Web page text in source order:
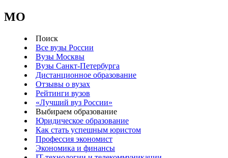
MO
Поиск
Все вузы России
Вузы Москвы
Вузы Санкт-Петербурга
Дистанционное образование
Отзывы о вузах
Рейтинги вузов
«Лучший вуз России»
Выбираем образование
Юридическое образование
Как стать успешным юристом
Профессия экономист
Экономика и финансы